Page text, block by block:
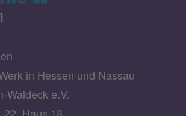
in Hessen und Nassau
Waldeck e.V.
Haus 18